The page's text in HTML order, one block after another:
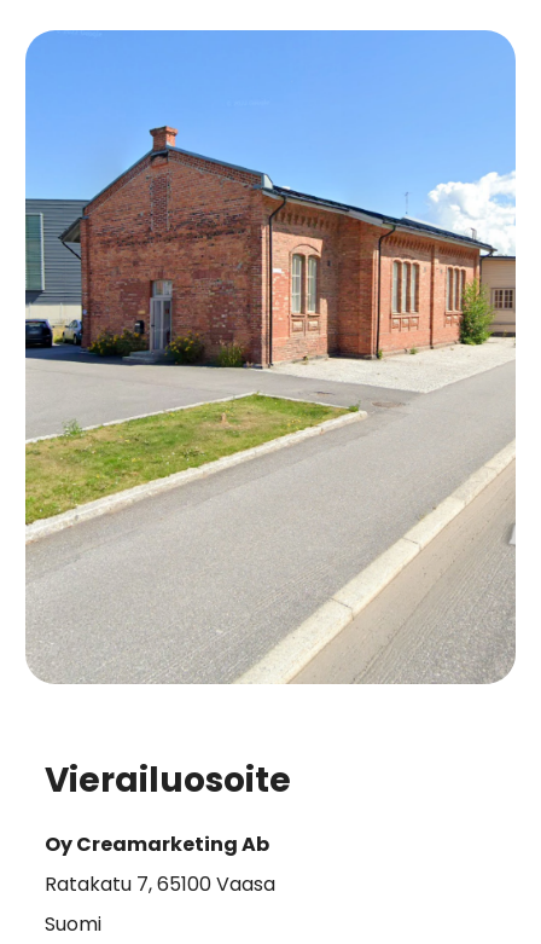
Vierailuosoite
Oy Creamarketing Ab
Ratakatu 7, 65100 Vaasa
Suomi